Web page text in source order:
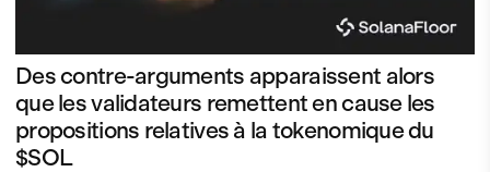
Des contre-arguments apparaissent alors
que les validateurs remettent en cause les
propositions relatives à la tokenomique du
$SOL